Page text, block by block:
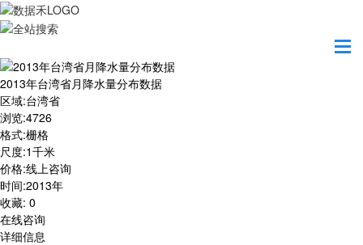
2013年台湾省月降水量分布数据
区域:台湾省
浏览:4726
格式:栅格
尺度:1千米
价格:线上咨询
时间:2013年
收藏: 0
在线咨询
详细信息